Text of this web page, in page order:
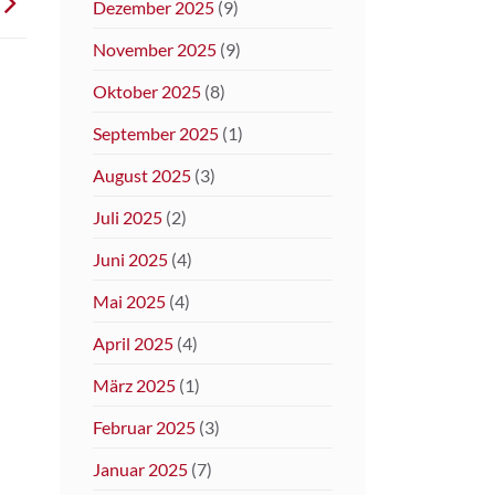
Dezember 2025(9)
November 2025(9)
Oktober 2025(8)
September 2025(1)
August 2025(3)
Juli 2025(2)
Juni 2025(4)
Mai 2025(4)
April 2025(4)
März 2025(1)
Februar 2025(3)
Januar 2025(7)